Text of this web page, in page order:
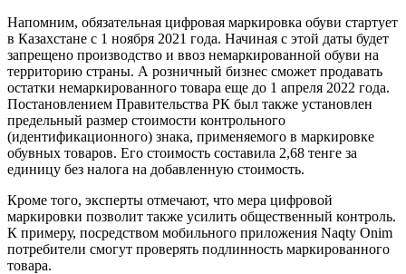
Напомним, обязательная цифровая маркировка обуви стартует
в Казахстане с 1 ноября 2021 года. Начиная с этой даты будет
запрещено производство и ввоз немаркированной обуви на
территорию страны. А розничный бизнес сможет продавать
остатки немаркированного товара еще до 1 апреля 2022 года.
Постановлением Правительства РК был также установлен
предельный размер стоимости контрольного
(идентификационного) знака, применяемого в маркировке
обувных товаров. Его стоимость составила 2,68 тенге за
единицу без налога на добавленную стоимость.
Кроме того, эксперты отмечают, что мера цифровой
маркировки позволит также усилить общественный контроль.
К примеру, посредством мобильного приложения Naqty Onim
потребители смогут проверять подлинность маркированного
товара.